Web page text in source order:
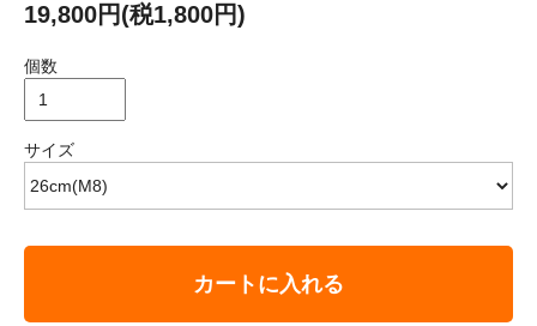
19,800円(税1,800円)
個数
サイズ
カートに入れる